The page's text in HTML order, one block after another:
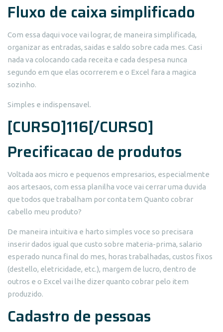
Fluxo de caixa simplificado
Com essa daqui voce vai lograr, de maneira simplificada,
organizar as entradas, saidas e saldo sobre cada mes. Casi
nada va colocando cada receita e cada despesa nunca
segundo em que elas ocorrerem e o Excel fara a magica
sozinho.
Simples e indispensavel.
[CURSO]116[/CURSO]
Precificacao de produtos
Voltada aos micro e pequenos empresarios, especialmente
aos artesaos, com essa planilha voce vai cerrar uma duvida
que todos que trabalham por conta tem Quanto cobrar
cabello meu produto?
De maneira intuitiva e harto simples voce so precisara
inserir dados igual que custo sobre materia-prima, salario
esperado nunca final do mes, horas trabalhadas, custos fixos
(destello, eletricidade, etc.), margem de lucro, dentro de
outros e o Excel vai lhe dizer quanto cobrar pelo item
produzido.
Cadastro de pessoas